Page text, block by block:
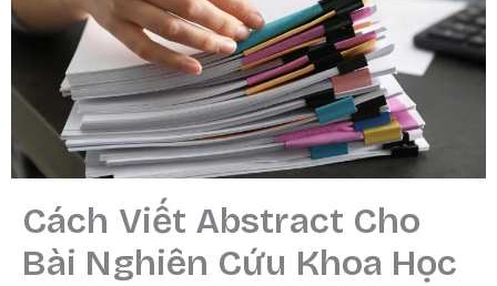
Cách Viết Abstract Cho
Bài Nghiên Cứu Khoa Học